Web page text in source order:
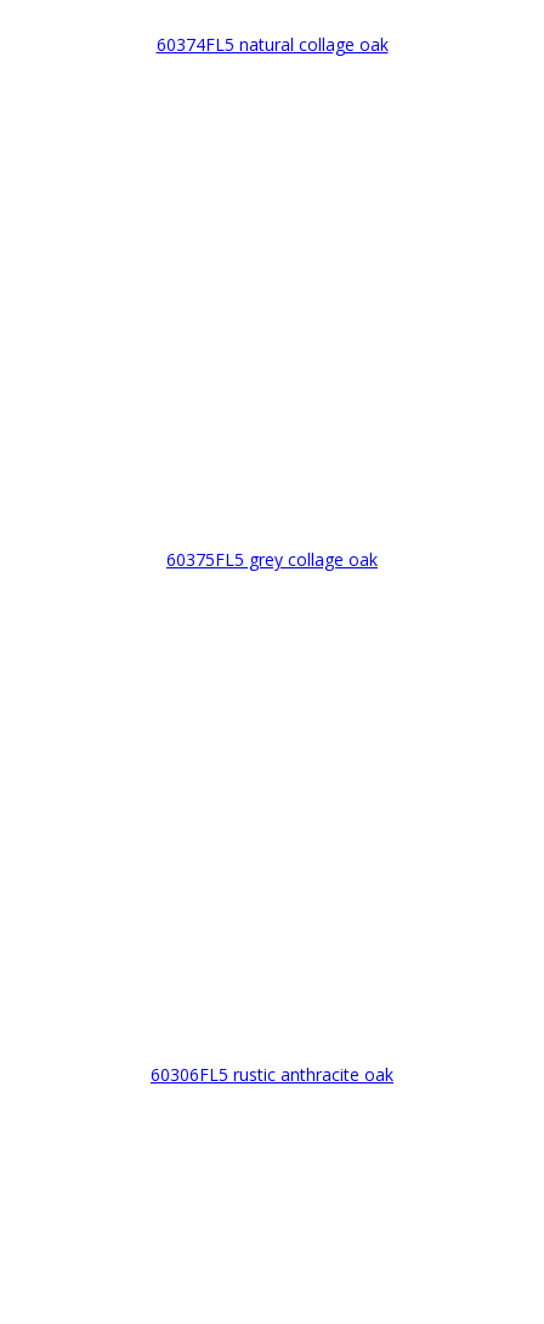
60374FL5 natural collage oak
60375FL5 grey collage oak
60306FL5 rustic anthracite oak